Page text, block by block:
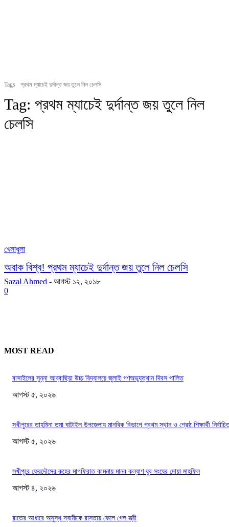
Tags প্রথম ম্যাচেই দুর্দান্ত জয় তুলে নিল চেলসি
Tag: প্রথম ম্যাচেই দুর্দান্ত জয় তুলে নিল
চেলসি
খেলাধুলা
অবাক বিশ্ব! প্রথম ম্যাচেই দুর্দান্ত জয় তুলে নিল চেলসি
Sazal Ahmed - আগস্ট ১২, ২০১৮
0
MOST READ
বাসাইলের সুন্না আব্বাছিয়া উচ্চ বিদ্যালয়ে জুলাই গণঅভ্যুত্থান দিবস পালিত
আগস্ট ৫, ২০২৬
সখীপুরের তাহমিনা তমা ঘাটাইল উপজেলায় মানবিক বিভাগে প্রথম স্থান ও শ্রেষ্ঠ শিক্ষার্থী
আগস্ট ৫, ২০২৬
সখীপুরে ফেরদৌসের রুহের মাগফিরাত কামনায় মানব কল্যাণ যুব সংঘের দোয়া মাহফিল
আগস্ট ৪, ২০২৬
রাতের আধারে অসুস্থ স্বামীকে রাস্তায় ফেলে গেল স্ত্রী